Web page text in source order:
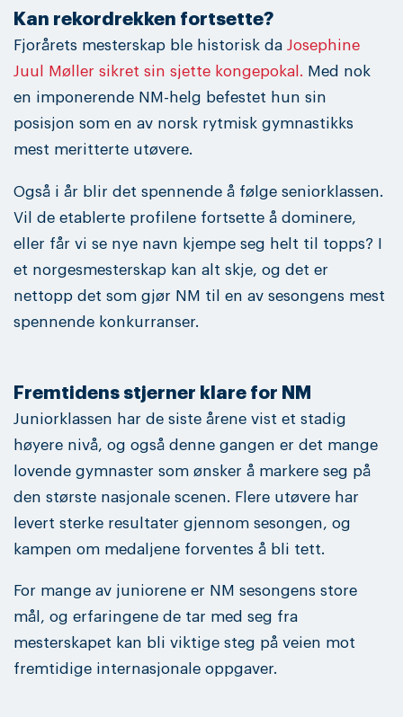
Kan rekordrekken fortsette?
Fjorårets mesterskap ble historisk da Josephine
Juul Møller sikret sin sjette kongepokal. Med nok
en imponerende NM-helg befestet hun sin
posisjon som en av norsk rytmisk gymnastikks
mest meritterte utøvere.
Også i år blir det spennende å følge seniorklassen.
Vil de etablerte profilene fortsette å dominere,
eller får vi se nye navn kjempe seg helt til topps? I
et norgesmesterskap kan alt skje, og det er
nettopp det som gjør NM til en av sesongens mest
spennende konkurranser.
Fremtidens stjerner klare for NM
Juniorklassen har de siste årene vist et stadig
høyere nivå, og også denne gangen er det mange
lovende gymnaster som ønsker å markere seg på
den største nasjonale scenen. Flere utøvere har
levert sterke resultater gjennom sesongen, og
kampen om medaljene forventes å bli tett.
For mange av juniorene er NM sesongens store
mål, og erfaringene de tar med seg fra
mesterskapet kan bli viktige steg på veien mot
fremtidige internasjonale oppgaver.